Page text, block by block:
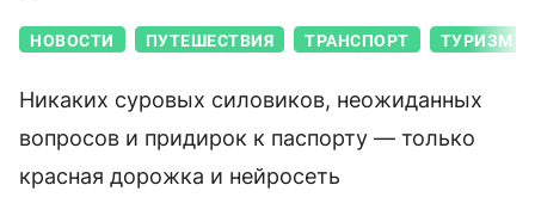
НОВОСТИ ПУТЕШЕСТВИЯ ТРАНСПОРТ ТУРИЗМ
Никаких суровых силовиков, неожиданных
вопросов и придирок к паспорту — только
красная дорожка и нейросеть